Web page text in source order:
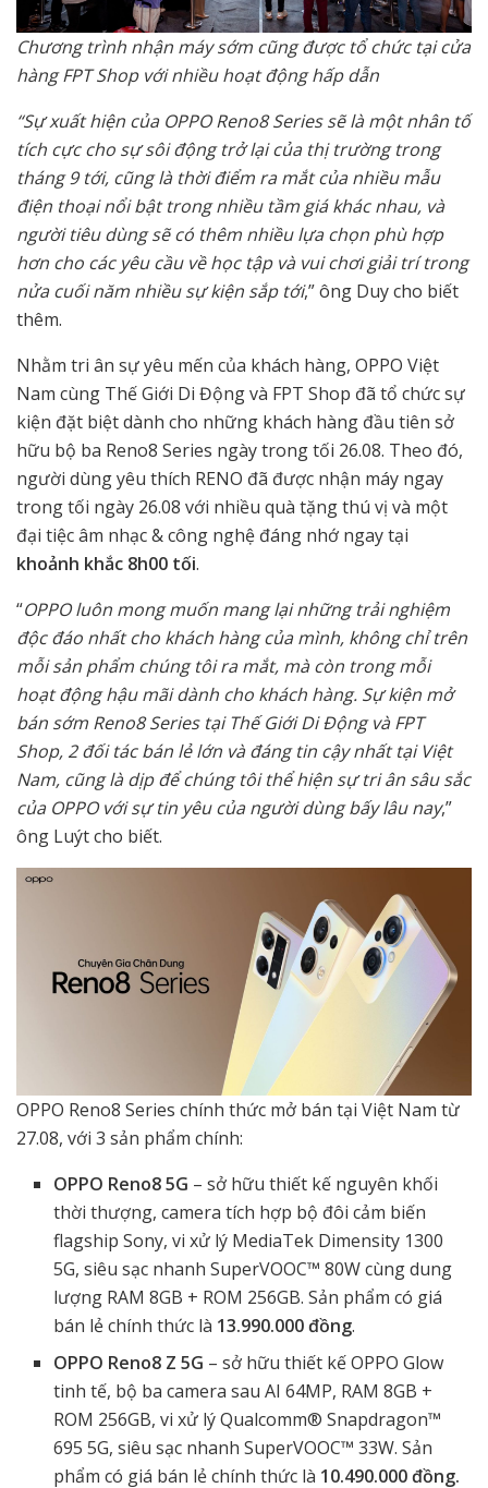
Chương trình nhận máy sớm cũng được tổ chức tại cửa
hàng FPT Shop với nhiều hoạt động hấp dẫn
“Sự xuất hiện của OPPO Reno8 Series sẽ là một nhân tố
tích cực cho sự sôi động trở lại của thị trường trong
tháng 9 tới, cũng là thời điểm ra mắt của nhiều mẫu
điện thoại nổi bật trong nhiều tầm giá khác nhau, và
người tiêu dùng sẽ có thêm nhiều lựa chọn phù hợp
hơn cho các yêu cầu về học tập và vui chơi giải trí trong
nửa cuối năm nhiều sự kiện sắp tới,” ông Duy cho biết
thêm.
Nhằm tri ân sự yêu mến của khách hàng, OPPO Việt
Nam cùng Thế Giới Di Động và FPT Shop đã tổ chức sự
kiện đặt biệt dành cho những khách hàng đầu tiên sở
hữu bộ ba Reno8 Series ngày trong tối 26.08. Theo đó,
người dùng yêu thích RENO đã được nhận máy ngay
trong tối ngày 26.08 với nhiều quà tặng thú vị và một
đại tiệc âm nhạc & công nghệ đáng nhớ ngay tại
khoảnh khắc 8h00 tối.
“OPPO luôn mong muốn mang lại những trải nghiệm
độc đáo nhất cho khách hàng của mình, không chỉ trên
mỗi sản phẩm chúng tôi ra mắt, mà còn trong mỗi
hoạt động hậu mãi dành cho khách hàng. Sự kiện mở
bán sớm Reno8 Series tại Thế Giới Di Động và FPT
Shop, 2 đối tác bán lẻ lớn và đáng tin cậy nhất tại Việt
Nam, cũng là dịp để chúng tôi thể hiện sự tri ân sâu sắc
của OPPO với sự tin yêu của người dùng bấy lâu nay,”
ông Luýt cho biết.
OPPO Reno8 Series chính thức mở bán tại Việt Nam từ
27.08, với 3 sản phẩm chính:
OPPO Reno8 5G – sở hữu thiết kế nguyên khối
thời thượng, camera tích hợp bộ đôi cảm biến
flagship Sony, vi xử lý MediaTek Dimensity 1300
5G, siêu sạc nhanh SuperVOOC™ 80W cùng dung
lượng RAM 8GB + ROM 256GB. Sản phẩm có giá
bán lẻ chính thức là 13.990.000 đồng.
OPPO Reno8 Z 5G – sở hữu thiết kế OPPO Glow
tinh tế, bộ ba camera sau AI 64MP, RAM 8GB +
ROM 256GB, vi xử lý Qualcomm® Snapdragon™
695 5G, siêu sạc nhanh SuperVOOC™ 33W. Sản
phẩm có giá bán lẻ chính thức là 10.490.000 đồng.